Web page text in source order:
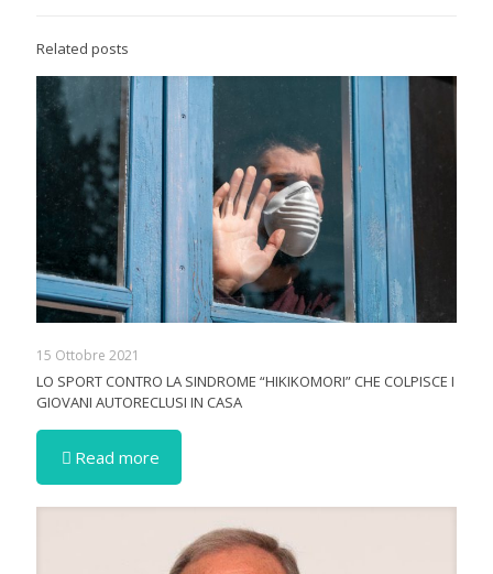
Related posts
15 Ottobre 2021
LO SPORT CONTRO LA SINDROME “HIKIKOMORI” CHE COLPISCE I
GIOVANI AUTORECLUSI IN CASA
Read more